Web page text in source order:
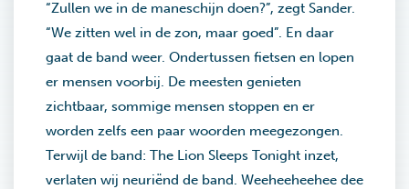
“Zullen we in de maneschijn doen?”, zegt Sander.
“We zitten wel in de zon, maar goed”. En daar
gaat de band weer. Ondertussen fietsen en lopen
er mensen voorbij. De meesten genieten
zichtbaar, sommige mensen stoppen en er
worden zelfs een paar woorden meegezongen.
Terwijl de band: The Lion Sleeps Tonight inzet,
verlaten wij neuriënd de band. Weeheeheehee dee